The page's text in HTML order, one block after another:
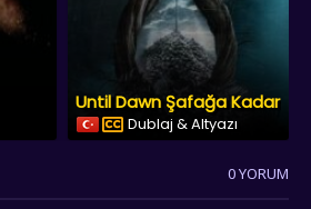
Until Dawn Şafağa Kadar
Dublaj & Altyazı
0 YORUM